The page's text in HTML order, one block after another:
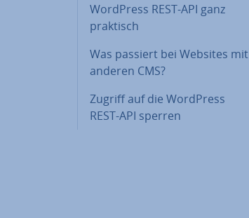
WordPress REST-API ganz
praktisch
Was passiert bei Websites mit
anderen CMS?
Zugriff auf die WordPress
REST-API sperren